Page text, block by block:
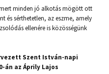
minden jó alkotás mögött ott
és sérthetetlen, az eszme, amely
ellenére is közösségünk
Szent István-napi
án az Áprily Lajos